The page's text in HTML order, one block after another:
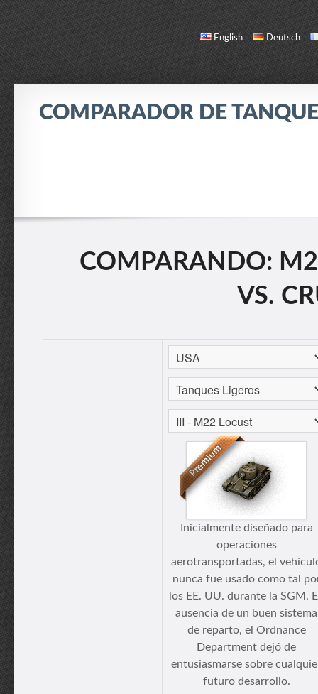
English Deutsch
COMPARADOR DE
ACERCA DE / CONTACTO
COMPARANDO:
VS.
Inicialmente diseñado para
operaciones
aerotransportadas, el
nunca fue usado como tal
los EE. UU. durante la SGM.
ausencia de un buen sistema
de reparto, el Ordnance
Department dejó de
entusiasmarse sobre
futuro desarrollo.